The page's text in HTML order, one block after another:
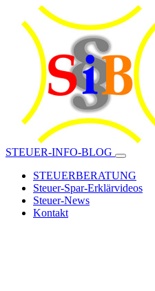
STEUER-INFO-BLOG
STEUERBERATUNG
Steuer-Spar-Erklärvideos
Steuer-News
Kontakt